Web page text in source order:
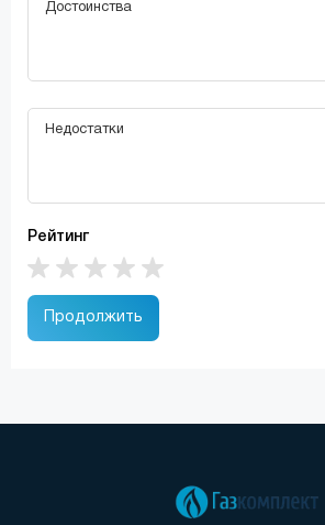
Рейтинг
Продолжить